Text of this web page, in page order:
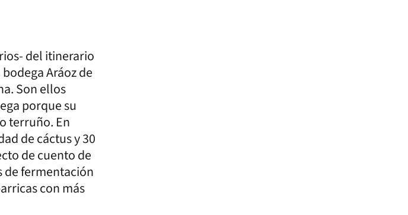
del itinerario
Aráoz de
Son ellos
porque su
terruño. En
de cáctus y 30
de cuento de
de fermentación
con más